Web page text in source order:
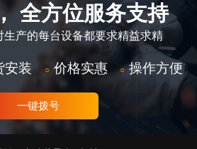
全方位服务支持
生产的每台设备都要求精益求精
安装 ○ 价格实惠 ○ 操作方便
一键拨号